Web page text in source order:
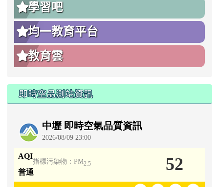
學習吧
均一教育平台
教育雲
即時空品測站資訊